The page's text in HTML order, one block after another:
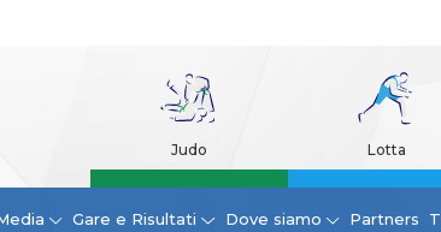
Judo Lotta
Gare e Risultati Dove siamo Partners